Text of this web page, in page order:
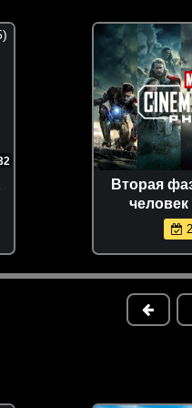
Вторая
мститель: